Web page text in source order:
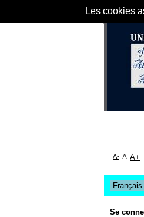
Les cookies
العلوم الاقتصادية و
A- A A+
Se